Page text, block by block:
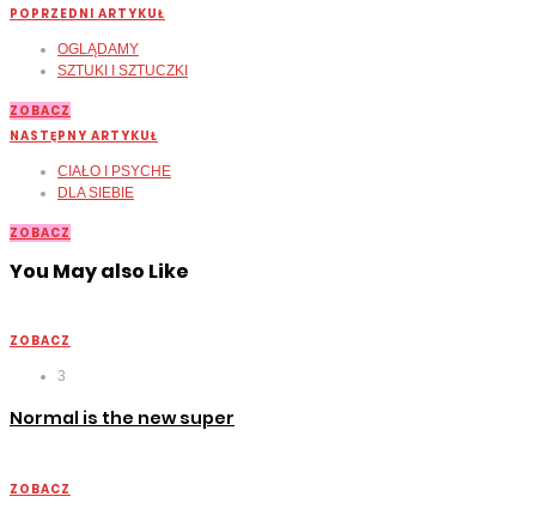
POPRZEDNI ARTYKUŁ
OGLĄDAMY
SZTUKI I SZTUCZKI
ZOBACZ
NASTĘPNY ARTYKUŁ
CIAŁO I PSYCHE
DLA SIEBIE
ZOBACZ
You May also Like
ZOBACZ
3
Normal is the new super
ZOBACZ